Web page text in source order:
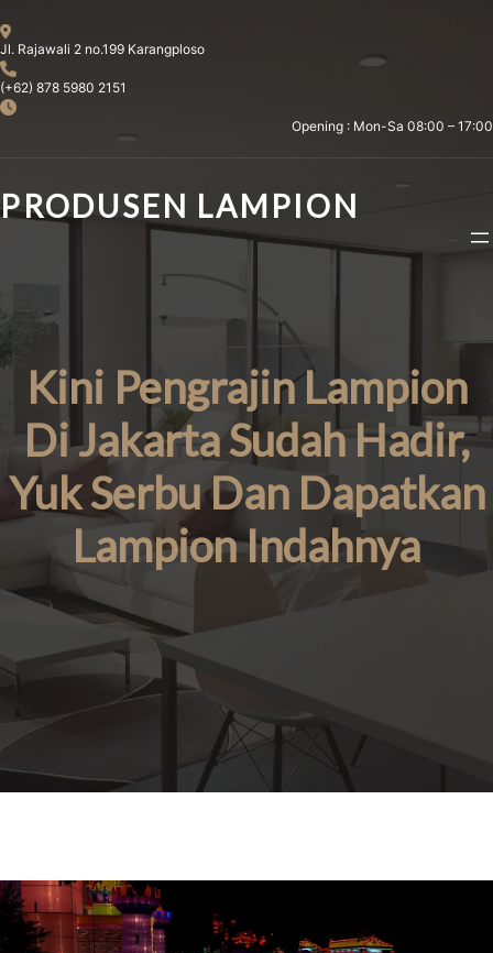
to
content
Jl. Rajawali 2 no.199 Karangploso
(+62) 878 5980 2151
Opening : Mon-Sa 08:00 – 17:00
PRODUSEN LAMPION
Kini Pengrajin Lampion
Di Jakarta Sudah Hadir,
Yuk Serbu Dan Dapatkan
Lampion Indahnya